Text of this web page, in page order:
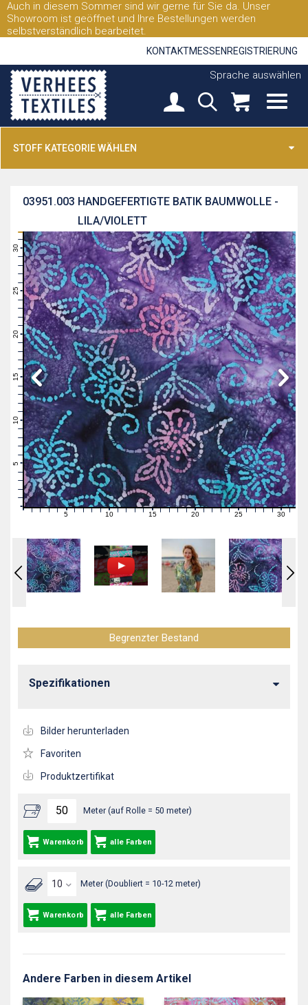
Auch in diesem Sommer sind wir gerne für Sie da. Unser
Showroom ist geöffnet und Ihre Bestellungen werden
selbstverständlich bearbeitet.
KONTAKTMESSEN REGISTRIERUNG
Sprache auswählen
STOFF KATEGORIE WÄHLEN
HANDGEFERTIGTE BATIK BAUMWOLLE -
LILA/VIOLETT
03951.003
0
2
4
5
6
7
9
10
11
12
13
14
15
16
17
18
19
20
21
22
23
24
25
26
27
29
30
31
0 1 2 3 4 5 6 7 8910111213141516171819202122232425 26272829 30 31
Meter (auf Rolle = 50 meter)
Warenkorb alle Farben
Meter (Doubliert = 10-12 meter)
Warenkorb alle Farben
Begrenzter Bestand
Spezifikationen
Bilder herunterladen
Favoriten
Produktzertifikat
Andere Farben in diesem Artikel